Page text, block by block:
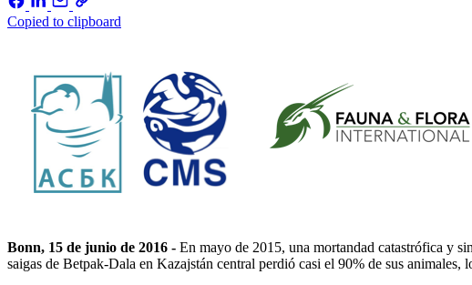
Copied to clipboard
Bonn, 15 de junio de 2016 - En mayo de 2015, una mortandad catastrófica y
saigas de Betpak-Dala en Kazajstán central perdió casi el 90% de sus